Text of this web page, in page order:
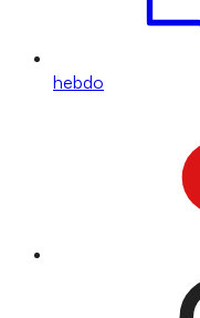
hebdo